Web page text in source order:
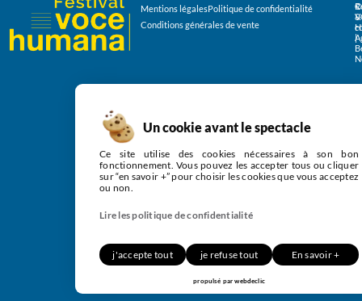
Mentions légalesPolitique de confidentialité
Conditions générales de vente
©
|
&
Un cookie avant le spectacle
Ce site utilise des cookies nécessaires à son bon
fonctionnement. Vous pouvez les accepter tous ou cliquer
sur “en savoir +” pour choisir les cookies que vous acceptez
ou non.
Lire les politique de confidentialité
j'accepte tout je refuse tout En savoir +
propulsé par webdeclic